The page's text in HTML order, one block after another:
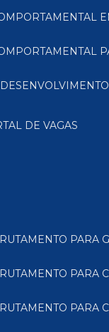
DE VAGAS
PARA
PARA
PARA